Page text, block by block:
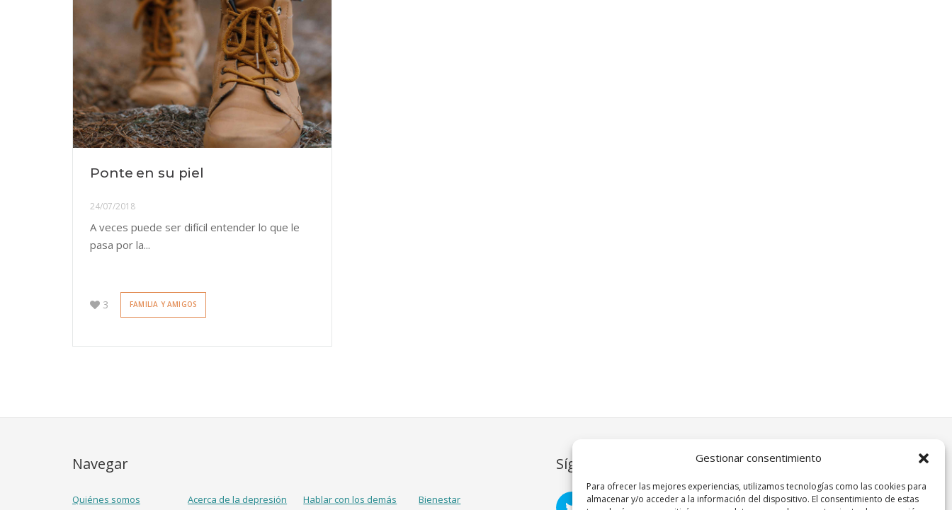
Gestionar consentimiento
Para ofrecer las mejores experiencias, utilizamos tecnologías como las cookies para
almacenar y/o acceder a la información del dispositivo. El consentimiento de estas
Ponte en su piel
24/07/2018
A veces puede ser difícil entender lo que le
pasa por la...
3 FAMILIA Y AMIGOS
Navegar
Quiénes somos Acerca de la depresión Hablar con los demás
Bienestar
Síguenos